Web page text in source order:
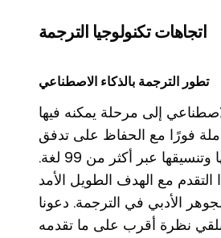
اتجاهات تكنولوجيا الترجمة
تطور الترجمة بالذكاء الاصطناعي
إلى مرحلة يمكنه فيها
فورًا مع الحفاظ على تدفق
القصة وأسلوبها وتنسيقها عبر أكثر من 99 لغة.
التقدم مع الهدف الطويل الأمد
الأدبي في الترجمة. دعونا
نظرة أقرب على ما تقدمه